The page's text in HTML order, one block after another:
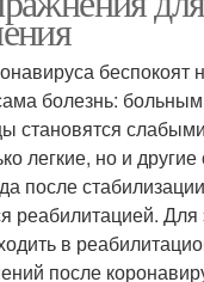
беспокоят
болезнь:
становятся
легкие, но и
после
реабилитацией. Для
в
после